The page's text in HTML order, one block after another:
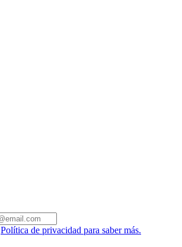
Política de privacidad para saber más.